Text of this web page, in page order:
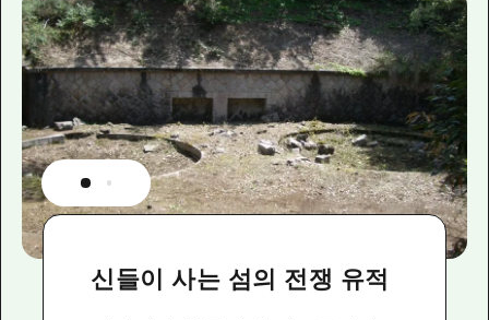
신들이 사는 섬의 전쟁 유적